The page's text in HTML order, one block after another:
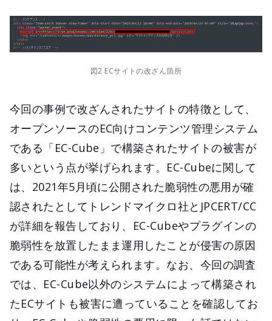
図2 ECサイトの改ざん箇所
今回の事例で改ざんされたサイトの特徴として、
オープンソースのEC向けコンテンツ管理システム
である「EC-Cube」で構築されたサイトの被害が
多いという点が挙げられます。EC-Cubeに関して
は、2021年5月頃に公開された脆弱性の悪用が確
認されたとしてトレンドマイクロ社とJPCERT/CC
が詳細を報告しており、EC-Cubeやプラグインの
脆弱性を放置したまま運用したことが侵害の原因
である可能性が考えられます。なお、今回の調査
では、EC-Cube以外のシステムによって構築され
たECサイトも被害に遭っていることを確認してお